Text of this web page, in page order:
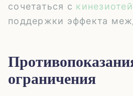
сочетаться с
поддержки эффекта
ограничения